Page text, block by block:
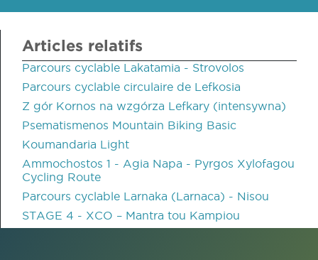
Articles relatifs
Parcours cyclable Lakatamia - Strovolos
Parcours cyclable circulaire de Lefkosia
Z gór Kornos na wzgórza Lefkary (intensywna)
Psematismenos Mountain Biking Basic
Koumandaria Light
Ammochostos 1 - Agia Napa - Pyrgos Xylofagou
Cycling Route
Parcours cyclable Larnaka (Larnaca) - Nisou
STAGE 4 - XCO – Mantra tou Kampiou